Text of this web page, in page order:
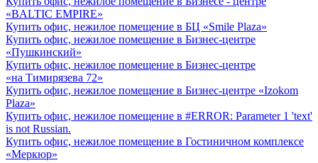
«BALTIC EMPIRE»
Купить офис, нежилое помещение в БЦ «Smile Plaza»
Купить офис, нежилое помещение в Бизнес-центре
«Пушкинский»
Купить офис, нежилое помещение в Бизнес-центре
«на Тимирязева 72»
Купить офис, нежилое помещение в Бизнес-центре «Izokom
Plaza»
Купить офис, нежилое помещение в #ERROR: Parameter 1 'text'
is not Russian.
Купить офис, нежилое помещение в Гостиничном комплексе
«Меркюр»